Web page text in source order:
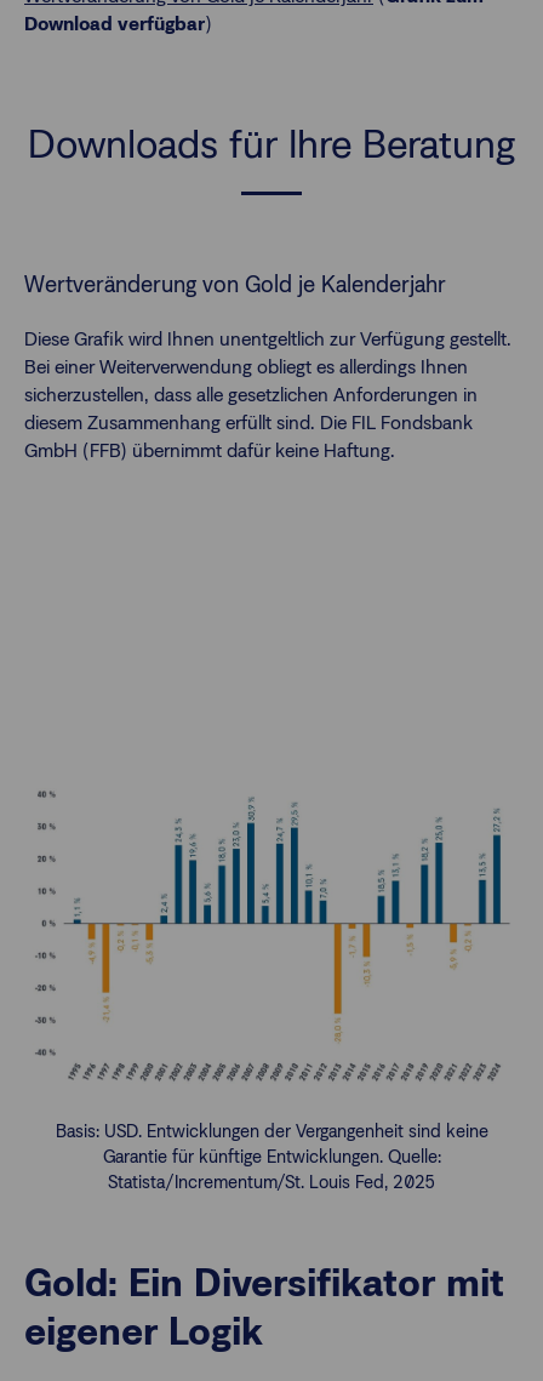
Download verfügbar)
Downloads für Ihre Beratung
Wertveränderung von Gold je Kalenderjahr
Diese Grafik wird Ihnen unentgeltlich zur Verfügung gestellt.
Bei einer Weiterverwendung obliegt es allerdings Ihnen
sicherzustellen, dass alle gesetzlichen Anforderungen in
diesem Zusammenhang erfüllt sind. Die FIL Fondsbank
GmbH (FFB) übernimmt dafür keine Haftung.
Basis: USD. Entwicklungen der Vergangenheit sind keine
Garantie für künftige Entwicklungen. Quelle:
Statista/Incrementum/St. Louis Fed, 2025
Gold: Ein Diversifikator mit
eigener Logik